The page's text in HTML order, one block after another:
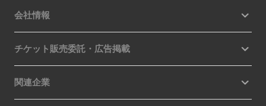
会社情報
チケット販売委託・広告掲載
関連企業